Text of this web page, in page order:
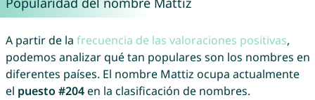
A partir de la frecuencia de las valoraciones positivas,
podemos analizar qué tan populares son los nombres en
diferentes países. El nombre Mattiz ocupa actualmente
el puesto #204en la clasificación de nombres.